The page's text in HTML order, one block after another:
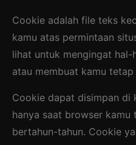
Cookie adalah file teks
kamu atas permintaan
lihat untuk mengingat
atau membuat kamu tetap
Cookie dapat disimpan di
hanya saat browser
bertahun-tahun. Cookie